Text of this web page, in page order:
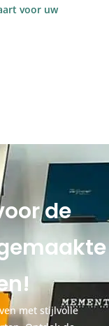
voor uw
de
met stijlvolle